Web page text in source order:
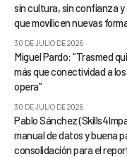
sin cultura, sin confianza
que movilicen nuevas
30 DE JULIO DE 2026
Miguel Pardo: “Trasmed
más que conectividad a
opera”
30 DE JULIO DE 2026
Pablo Sánchez
manual de datos y buena
consolidación para el